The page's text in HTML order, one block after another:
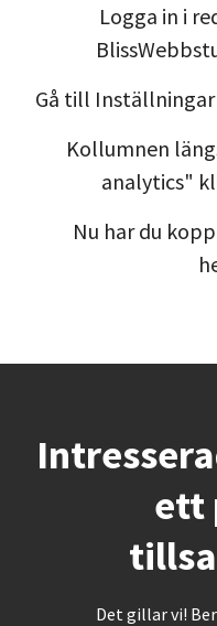
Logga in i
Gå till
Kollumnen
analytics"
Nu har du
ett
Det gillar vi!